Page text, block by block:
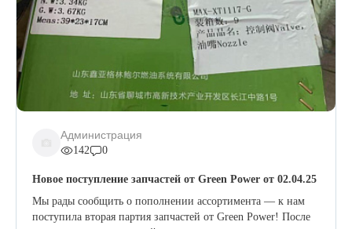
Администрация
142 0
Новое поступление запчастей от Green Power от 02.04.25
Мы рады сообщить о пополнении ассортимента — к нам
поступила вторая партия запчастей от Green Power! После